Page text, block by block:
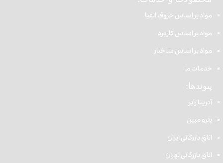
مواد بر اساس حروف الفبا
مواد بر اساس کاربرد
مواد بر اساس ساختار
خدمات ما
پیوندها:
آدرینا رابر
پترو مبین
اتاق بازرگانی ایران
اتاق بازرگانی تهران